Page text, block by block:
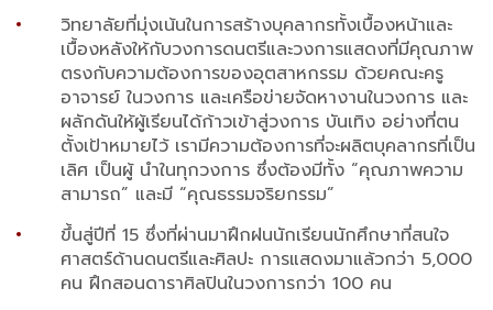
วิทยาลัยที่มุ่งเน้นในการสร้างบุคลากรทั้งเบื้องหน้าและ
เบื้องหลังให้กับวงการดนตรีและวงการแสดงที่มีคุณภาพ
ตรงกับความต้องการของอุตสาหกรรม ด้วยคณะครู
อาจารย์ ในวงการ และเครือข่ายจัดหางานในวงการ และ
ผลักดันให้ผู้เรียนได้ก้าวเข้าสู่วงการ บันเทิง อย่างที่ตน
ตั้งเป้าหมายไว้ เรามีความต้องการที่จะผลิตบุคลากรที่เป็น
เลิศ เป็นผู้ นำในทุกวงการ ซึ่งต้องมีทั้ง “คุณภาพความ
สามารถ” และมี “คุณธรรมจริยกรรม”
ขึ้นสู่ปีที่ 15 ซึ่งที่ผ่านมาฝึกฝนนักเรียนนักศึกษาที่สนใจ
ศาสตร์ด้านดนตรีและศิลปะ การแสดงมาแล้วกว่า 5,000
คน ฝึกสอนดาราศิลปินในวงการกว่า 100 คน